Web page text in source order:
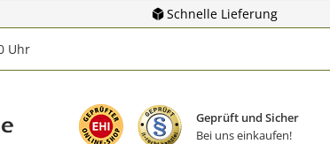
Schnelle Lieferung
Uhr
Geprüft und Sicher
Bei uns einkaufen!